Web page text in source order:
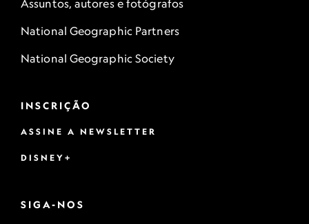
Assuntos, autores e fotógrafos
National Geographic Partners
National Geographic Society
INSCRIÇÃO
ASSINE A NEWSLETTER
DISNEY+
SIGA-NOS